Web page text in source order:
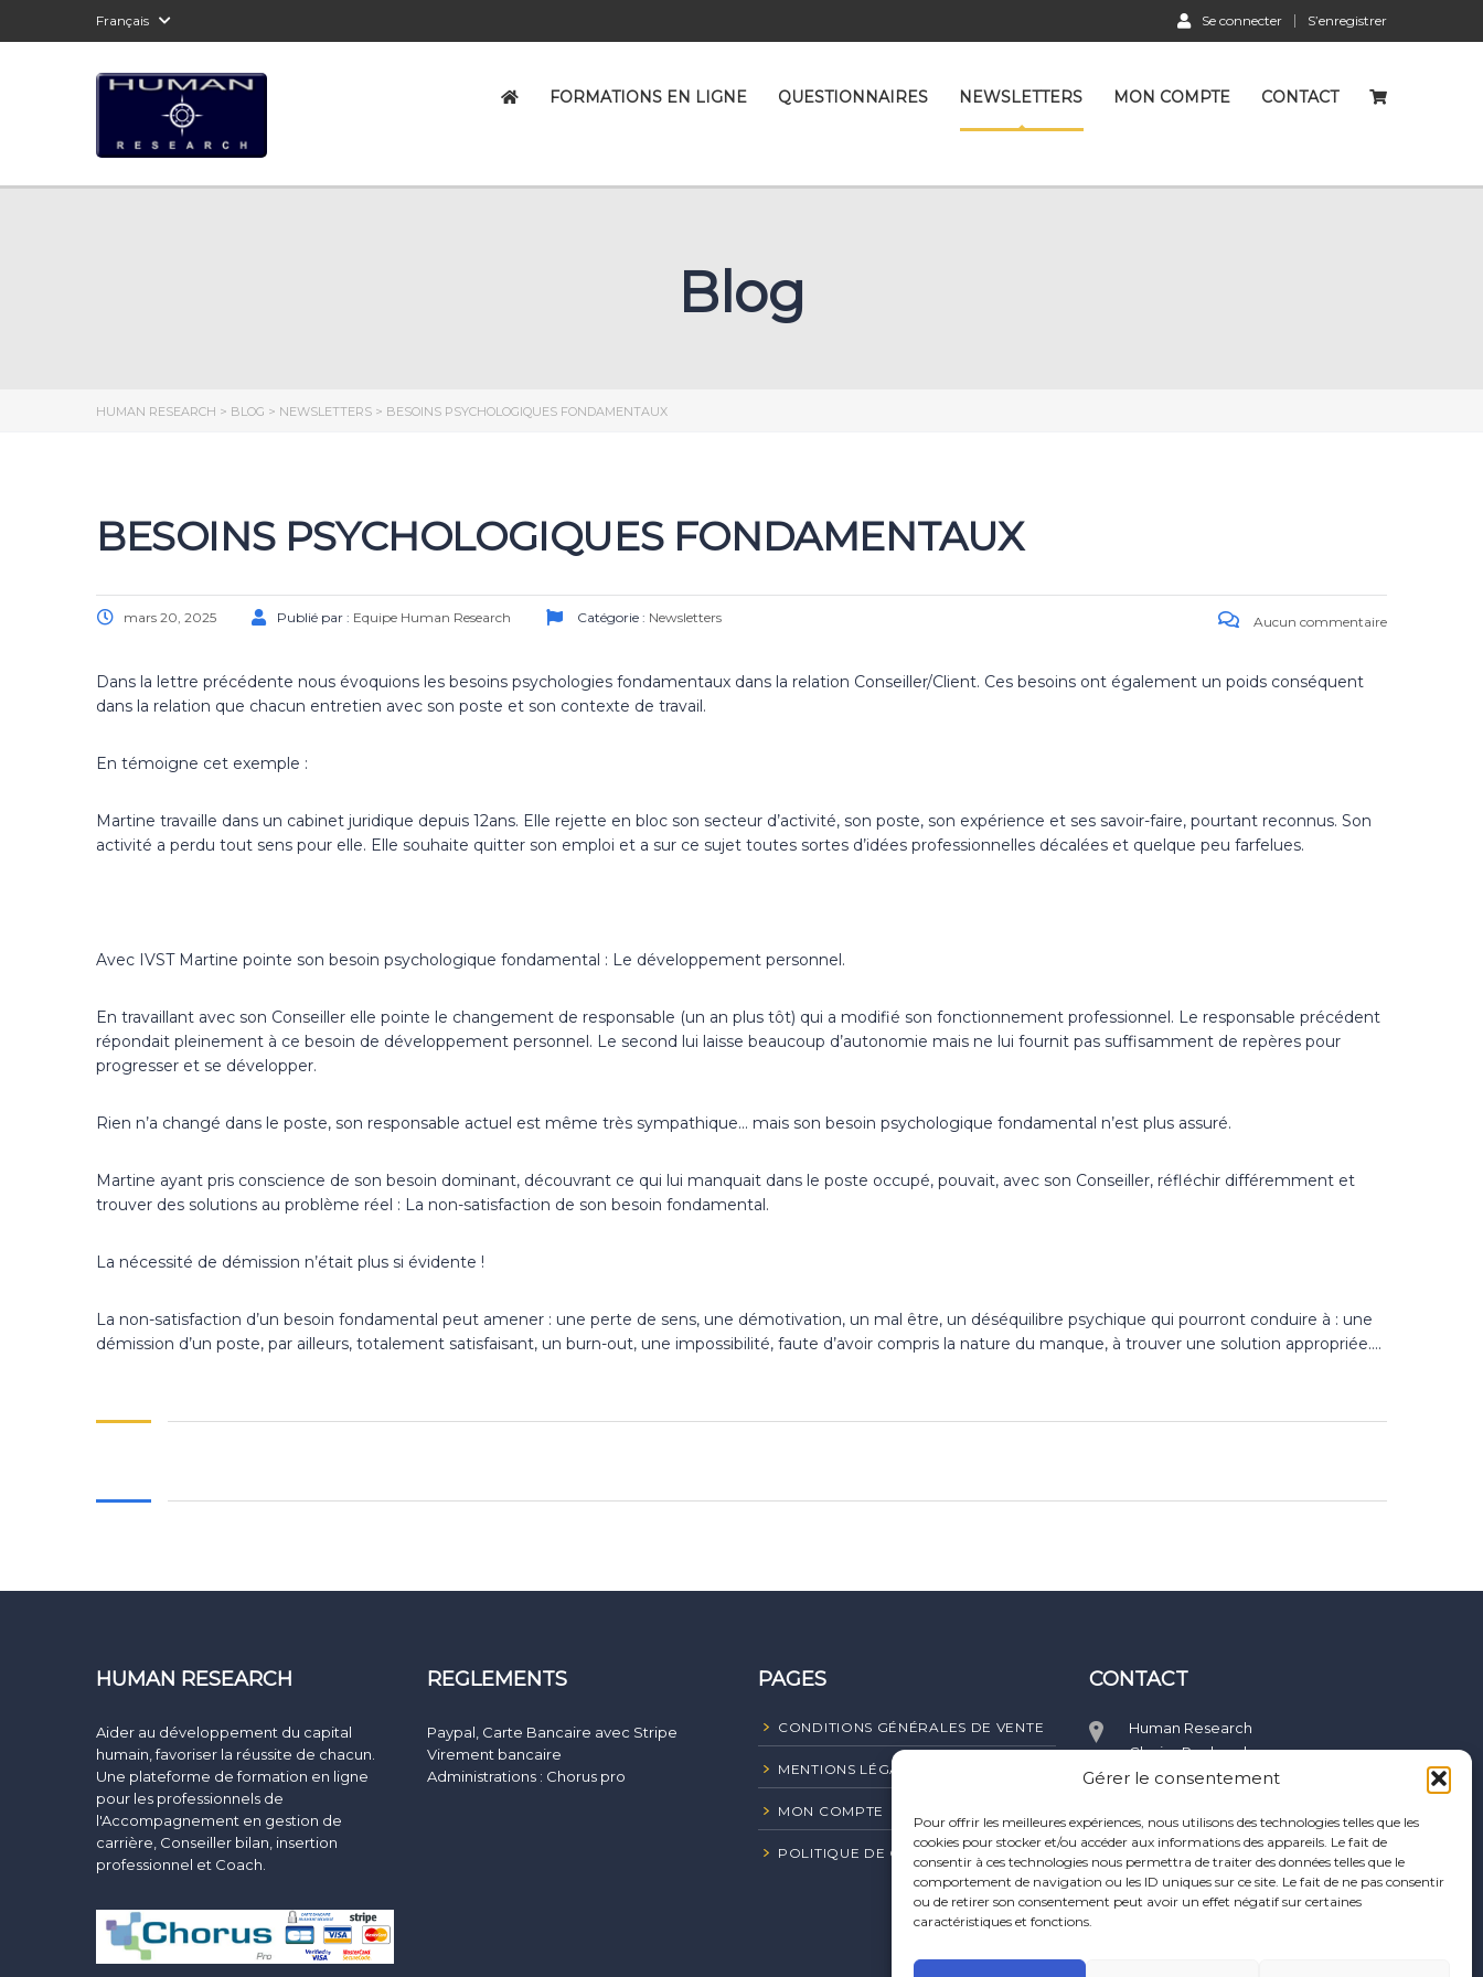
Gérer le consentement
Pour offrir les meilleures expériences, nous utilisons des technologies telles que les
cookies pour stocker et/ou accéder aux informations des appareils. Le fait de
consentir à ces technologies nous permettra de traiter des données telles que le
comportement de navigation ou les ID uniques sur ce site. Le fait de ne pas consentir
ou de retirer son consentement peut avoir un effet négatif sur certaines
caractéristiques et fonctions.
Français Se connecter S’enregistrer
FORMATIONS EN LIGNE QUESTIONNAIRES NEWSLETTERS MON COMPTE CONTACT
Blog
HUMAN RESEARCH > BLOG > NEWSLETTERS > BESOINS PSYCHOLOGIQUES FONDAMENTAUX
BESOINS PSYCHOLOGIQUES FONDAMENTAUX
mars 20, 2025 Publié par : Equipe Human Research Catégorie : Newsletters Aucun commentaire
Dans la lettre précédente nous évoquions les besoins psychologies fondamentaux dans la relation Conseiller/Client. Ces besoins ont également un poids conséquent
dans la relation que chacun entretien avec son poste et son contexte de travail.
En témoigne cet exemple :
Martine travaille dans un cabinet juridique depuis 12ans. Elle rejette en bloc son secteur d’activité, son poste, son expérience et ses savoir-faire, pourtant reconnus. Son
activité a perdu tout sens pour elle. Elle souhaite quitter son emploi et a sur ce sujet toutes sortes d’idées professionnelles décalées et quelque peu farfelues.
Avec IVST Martine pointe son besoin psychologique fondamental : Le développement personnel.
En travaillant avec son Conseiller elle pointe le changement de responsable (un an plus tôt) qui a modifié son fonctionnement professionnel. Le responsable précédent
répondait pleinement à ce besoin de développement personnel. Le second lui laisse beaucoup d’autonomie mais ne lui fournit pas suffisamment de repères pour
progresser et se développer.
Rien n’a changé dans le poste, son responsable actuel est même très sympathique… mais son besoin psychologique fondamental n’est plus assuré.
Martine ayant pris conscience de son besoin dominant, découvrant ce qui lui manquait dans le poste occupé, pouvait, avec son Conseiller, réfléchir différemment et
trouver des solutions au problème réel : La non-satisfaction de son besoin fondamental.
La nécessité de démission n’était plus si évidente !
La non-satisfaction d’un besoin fondamental peut amener : une perte de sens, une démotivation, un mal être, un déséquilibre psychique qui pourront conduire à : une
démission d’un poste, par ailleurs, totalement satisfaisant, un burn-out, une impossibilité, faute d’avoir compris la nature du manque, à trouver une solution appropriée….
HUMAN RESEARCH
Aider au développement du capital
humain, favoriser la réussite de chacun.
Une plateforme de formation en ligne
pour les professionnels de
l'Accompagnement en gestion de
carrière, Conseiller bilan, insertion
professionnel et Coach.
REGLEMENTS
Paypal, Carte Bancaire avec Stripe
Virement bancaire
Administrations : Chorus pro
PAGES
CONDITIONS GÉNÉRALES DE VENTE
MENTIONS LÉGALES
MON COMPTE
POLITIQUE DE COOKIES (UE)/ RGPD
CONTACT
Human Research
Clavier Recherches,
10, rue du four,
support@human-
research.com